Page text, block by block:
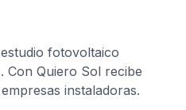
fotovoltaico
Con Quiero Sol recibe
instaladoras.